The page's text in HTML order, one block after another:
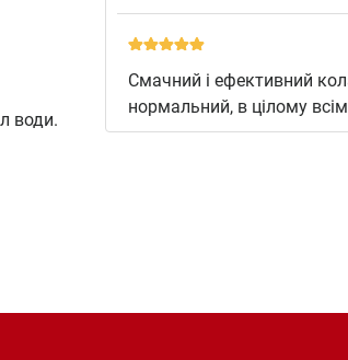
води.
Смачний і ефективний
нормальний, в цілому